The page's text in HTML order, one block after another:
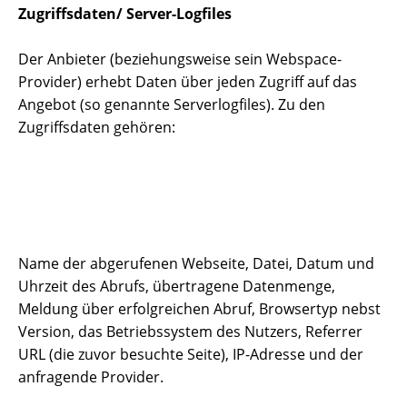
Zugriffsdaten/ Server-Logfiles
Der Anbieter (beziehungsweise sein Webspace-
Provider) erhebt Daten über jeden Zugriff auf das
Angebot (so genannte Serverlogfiles). Zu den
Zugriffsdaten gehören:
Name der abgerufenen Webseite, Datei, Datum und
Uhrzeit des Abrufs, übertragene Datenmenge,
Meldung über erfolgreichen Abruf, Browsertyp nebst
Version, das Betriebssystem des Nutzers, Referrer
URL (die zuvor besuchte Seite), IP-Adresse und der
anfragende Provider.